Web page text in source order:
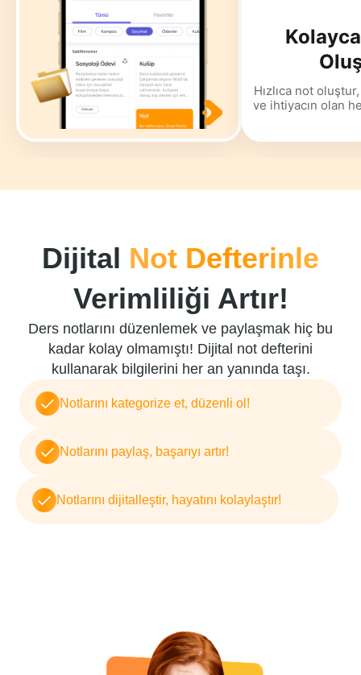
Hızlıca not
ve ihtiyacın olan
Dijital Not Defterinle
Verimliliği Artır!
Ders notlarını düzenlemek ve paylaşmak hiç bu
kadar kolay olmamıştı! Dijital not defterini
kullanarak bilgilerini her an yanında taşı.
Notlarını kategorize et, düzenli ol!
Notlarını paylaş, başarıyı artır!
Notlarını dijitalleştir, hayatını kolaylaştır!